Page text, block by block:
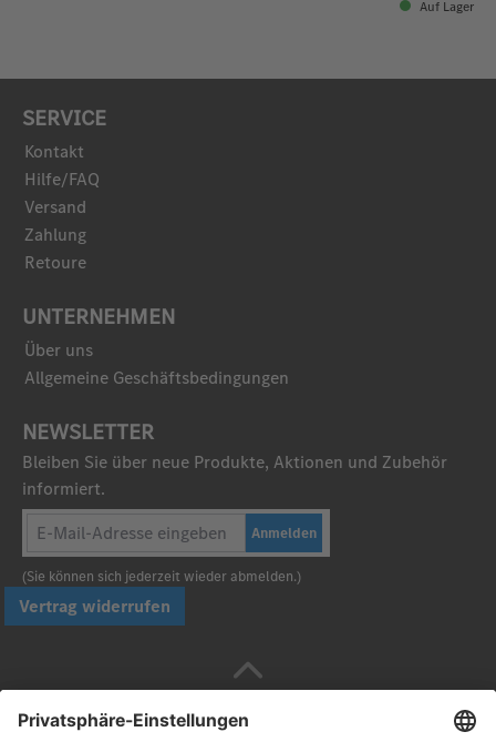
Auf Lager
SERVICE
Kontakt
Hilfe/FAQ
Versand
Zahlung
Retoure
UNTERNEHMEN
Über uns
Allgemeine Geschäftsbedingungen
NEWSLETTER
Bleiben Sie über neue Produkte, Aktionen und Zubehör
informiert.
Anmelden
(Sie können sich jederzeit wieder abmelden.)
Vertrag widerrufen